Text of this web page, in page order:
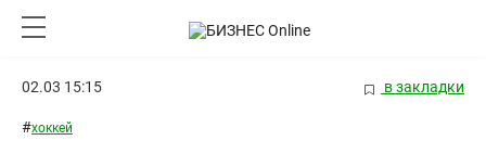
02.03 15:15 в закладки
#хоккей